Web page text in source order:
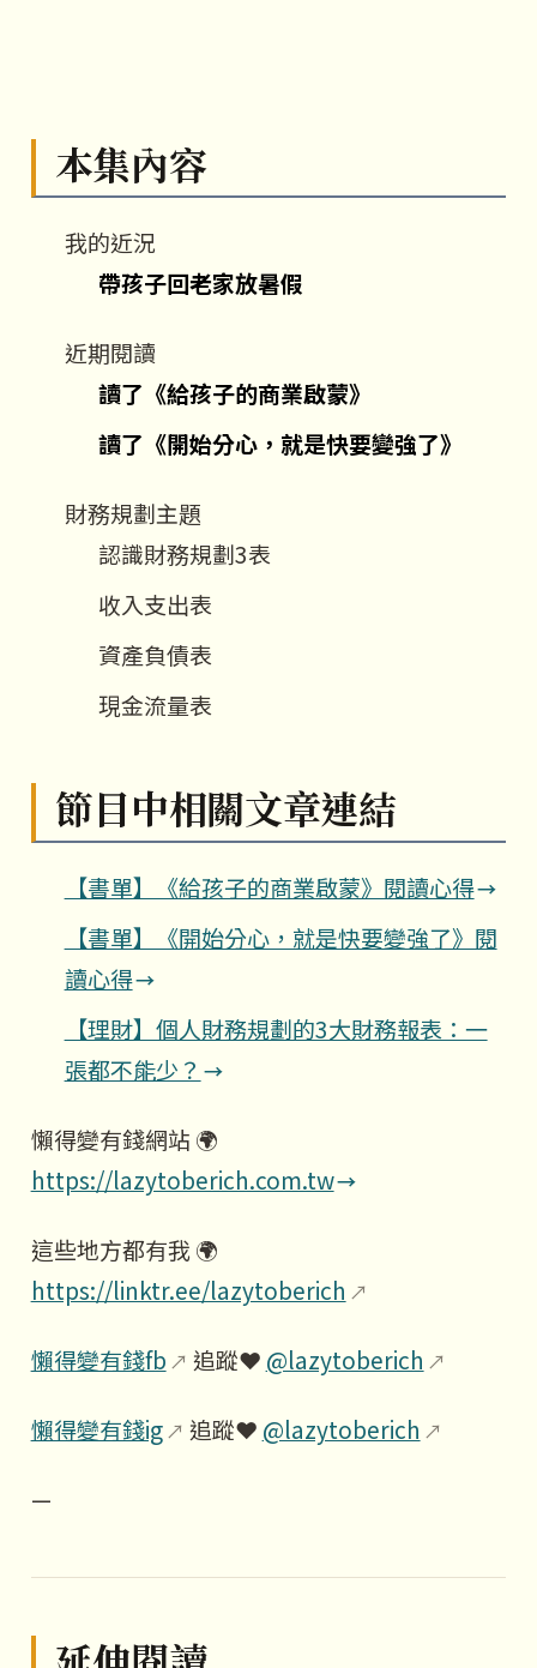
本集內容
我的近況
帶孩子回老家放暑假
近期閱讀
讀了《給孩子的商業啟蒙》
讀了《開始分心，就是快要變強了》
財務規劃主題
認識財務規劃3表
收入支出表
資產負債表
現金流量表
節目中相關文章連結
【書單】《給孩子的商業啟蒙》閱讀心得
【書單】《開始分心，就是快要變強了》閱
讀心得
【理財】個人財務規劃的3大財務報表：一
張都不能少？
懶得變有錢網站 🌍
https://lazytoberich.com.tw
這些地方都有我 🌍
https://linktr.ee/lazytoberich
懶得變有錢fb 追蹤❤️ @lazytoberich
懶得變有錢ig 追蹤❤️ @lazytoberich
—